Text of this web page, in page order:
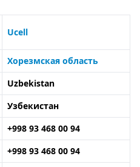
Ucell
Хорезмская область
Uzbekistan
Узбекистан
+998 93 468 00 94
+998 93 468 00 94